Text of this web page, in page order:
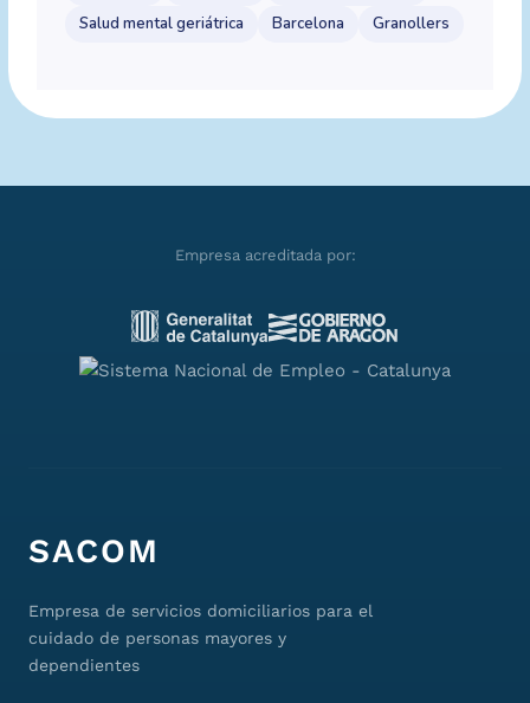
Salud mental geriátrica
Barcelona Granollers
Empresa acreditada por:
SACOM
Empresa de servicios domiciliarios para el
cuidado de personas mayores y
dependientes